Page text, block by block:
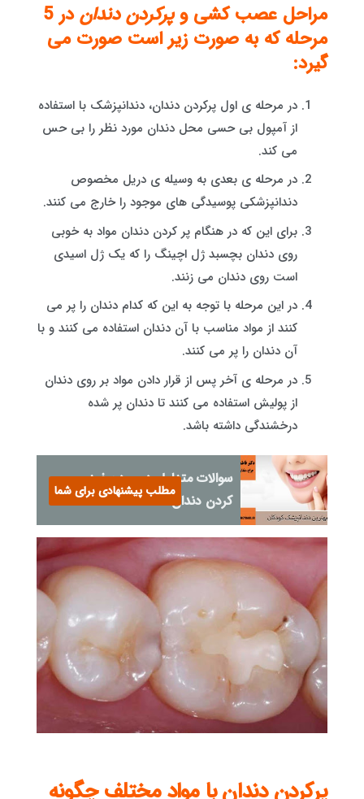
مراحل عصب کشی وپرکردن دندان
در 5
مرحله که به صورت زیر است صورت می
گیرد:
در مرحله ی اول پرکردن دندان، دندانپزشک با استفاده
از آمپول بی حسی محل دندان مورد نظر را بی حس
می کند.
در مرحله ی بعدی به وسیله ی دریل مخصوص
دندانپزشکی پوسیدگی های موجود را خارج می کنند.
برای این که در هنگام پر کردن دندان مواد به خوبی
روی دندان بچسبد ژل اچینگ را که یک ژل اسیدی
است روی دندان می زنند.
در این مرحله با توجه به این که کدام دندان را پر می
کنند از مواد مناسب با آن دندان استفاده می کنند و با
آن دندان را پر می کنند.
در مرحله ی آخر پس از قرار دادن مواد بر روی دندان
از پولیش استفاده می کنند تا دندان پر شده
درخشندگی داشته باشد.
سوالات متداول درمورد سفید
کردن دندانمطلب پیشنهادی برای شما
پرکردن دندان با مواد مختلف چگونه